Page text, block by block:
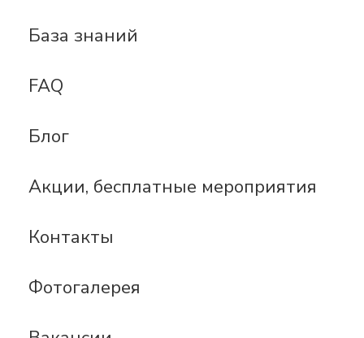
База знаний
FAQ
Блог
Акции, бесплатные мероприятия
Контакты
Фотогалерея